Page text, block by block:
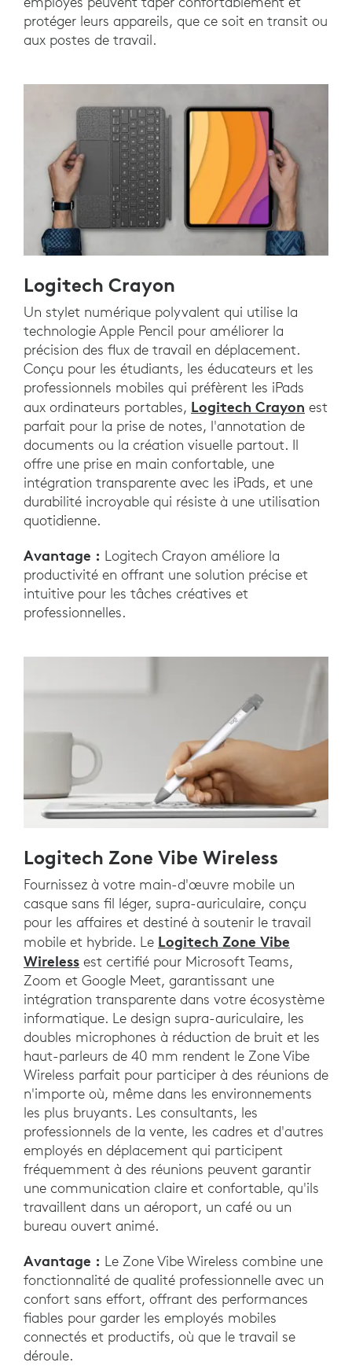
protéger leurs appareils, que ce soit en transit ou
aux postes de travail.
Logitech Crayon
Un stylet numérique polyvalent qui utilise la
technologie Apple Pencil pour améliorer la
précision des flux de travail en déplacement.
Conçu pour les étudiants, les éducateurs et les
professionnels mobiles qui préfèrent les iPads
aux ordinateurs portables, Logitech Crayon est
parfait pour la prise de notes, l'annotation de
documents ou la création visuelle partout. Il
offre une prise en main confortable, une
intégration transparente avec les iPads, et une
durabilité incroyable qui résiste à une utilisation
quotidienne.
Avantage : Logitech Crayon améliore la
productivité en offrant une solution précise et
intuitive pour les tâches créatives et
professionnelles.
Logitech Zone Vibe Wireless
Fournissez à votre main-d'œuvre mobile un
casque sans fil léger, supra-auriculaire, conçu
pour les affaires et destiné à soutenir le travail
mobile et hybride. Le Logitech Zone Vibe
Wireless est certifié pour Microsoft Teams,
Zoom et Google Meet, garantissant une
intégration transparente dans votre écosystème
informatique. Le design supra-auriculaire, les
doubles microphones à réduction de bruit et les
haut-parleurs de 40 mm rendent le Zone Vibe
Wireless parfait pour participer à des réunions de
n'importe où, même dans les environnements
les plus bruyants. Les consultants, les
professionnels de la vente, les cadres et d'autres
employés en déplacement qui participent
fréquemment à des réunions peuvent garantir
une communication claire et confortable, qu'ils
travaillent dans un aéroport, un café ou un
bureau ouvert animé.
Avantage : Le Zone Vibe Wireless combine une
fonctionnalité de qualité professionnelle avec un
confort sans effort, offrant des performances
fiables pour garder les employés mobiles
connectés et productifs, où que le travail se
déroule.